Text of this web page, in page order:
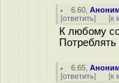
6.60 ,
[ответить] [к
К любому
6.65 ,
[ответить] [к